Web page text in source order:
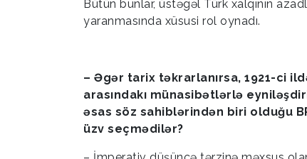
Bütün bunlar, üstəgəl Türk xalqının
yaranmasında xüsusi rol oynadı.
– Əgər tarix təkrarlanırsa, 1921-ci
arasındakı münasibətlərlə
əsas söz sahiblərindən biri olduğu
üzv seçmədilər?